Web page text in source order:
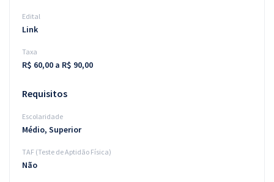
Edital
Link
Taxa
R$ 60,00 a R$ 90,00
Requisitos
Escolaridade
Médio, Superior
TAF (Teste de Aptidão Física)
Não